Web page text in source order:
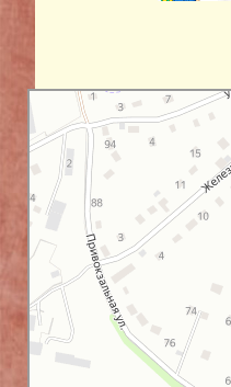
Орловская область
Улица Королёва, 24 на карте